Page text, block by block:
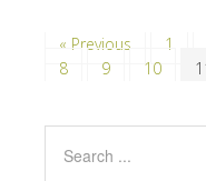
« Previous 1
8
9 10